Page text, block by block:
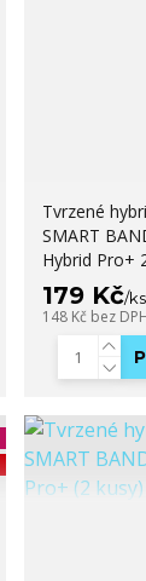
Tvrzené
SMART
Hybrid Pro+
179 Kč/ks
148 Kč bez